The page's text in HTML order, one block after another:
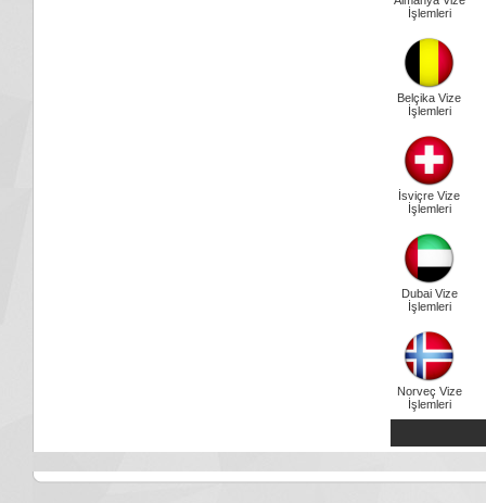
İşlemleri
Belçika Vize
İşlemleri
İsviçre Vize
İşlemleri
Dubai Vize
İşlemleri
Norveç Vize
İşlemleri